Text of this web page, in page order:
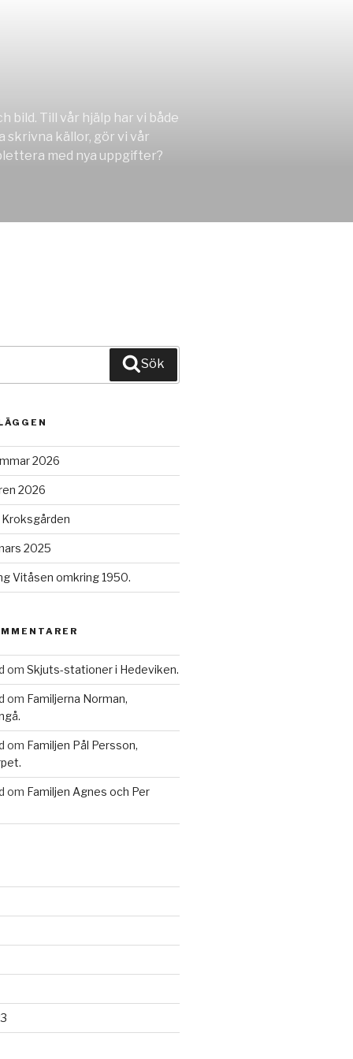
Till vår hjälp har vi både
källor, gör vi vår
med nya uppgifter?
Sök
2026
2026
Kroksgården
2025
Vitåsen omkring 1950.
om Skjuts-stationer i Hedeviken.
om Familjerna Norman,
om Familjen Pål Persson,
om Familjen Agnes och Per